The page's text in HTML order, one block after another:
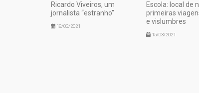
Ricardo Viveiros, um
jornalista “estranho”
18/03/2021
Escola: local de
primeiras
e vislumbres
15/03/2021